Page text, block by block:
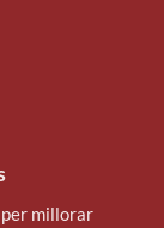
millorar